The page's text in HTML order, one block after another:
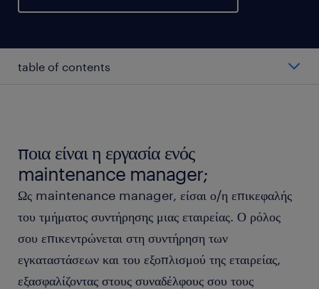
table of contents
κατηγορίες maintenance managers
εργαζόμενος ως maintenance manager
τα προσόντα και η εκπαίδευση ενός maintenance
manager
FAQs
ποια είναι η εργασία ενός
maintenance manager;
Ως maintenance manager, είσαι ο/η επικεφαλής
του τμήματος συντήρησης μιας εταιρείας. Ο ρόλος
σου επικεντρώνεται στη συντήρηση των
εγκαταστάσεων και του εξοπλισμού της εταιρείας,
εξασφαλίζοντας στους συναδέλφους σου τους